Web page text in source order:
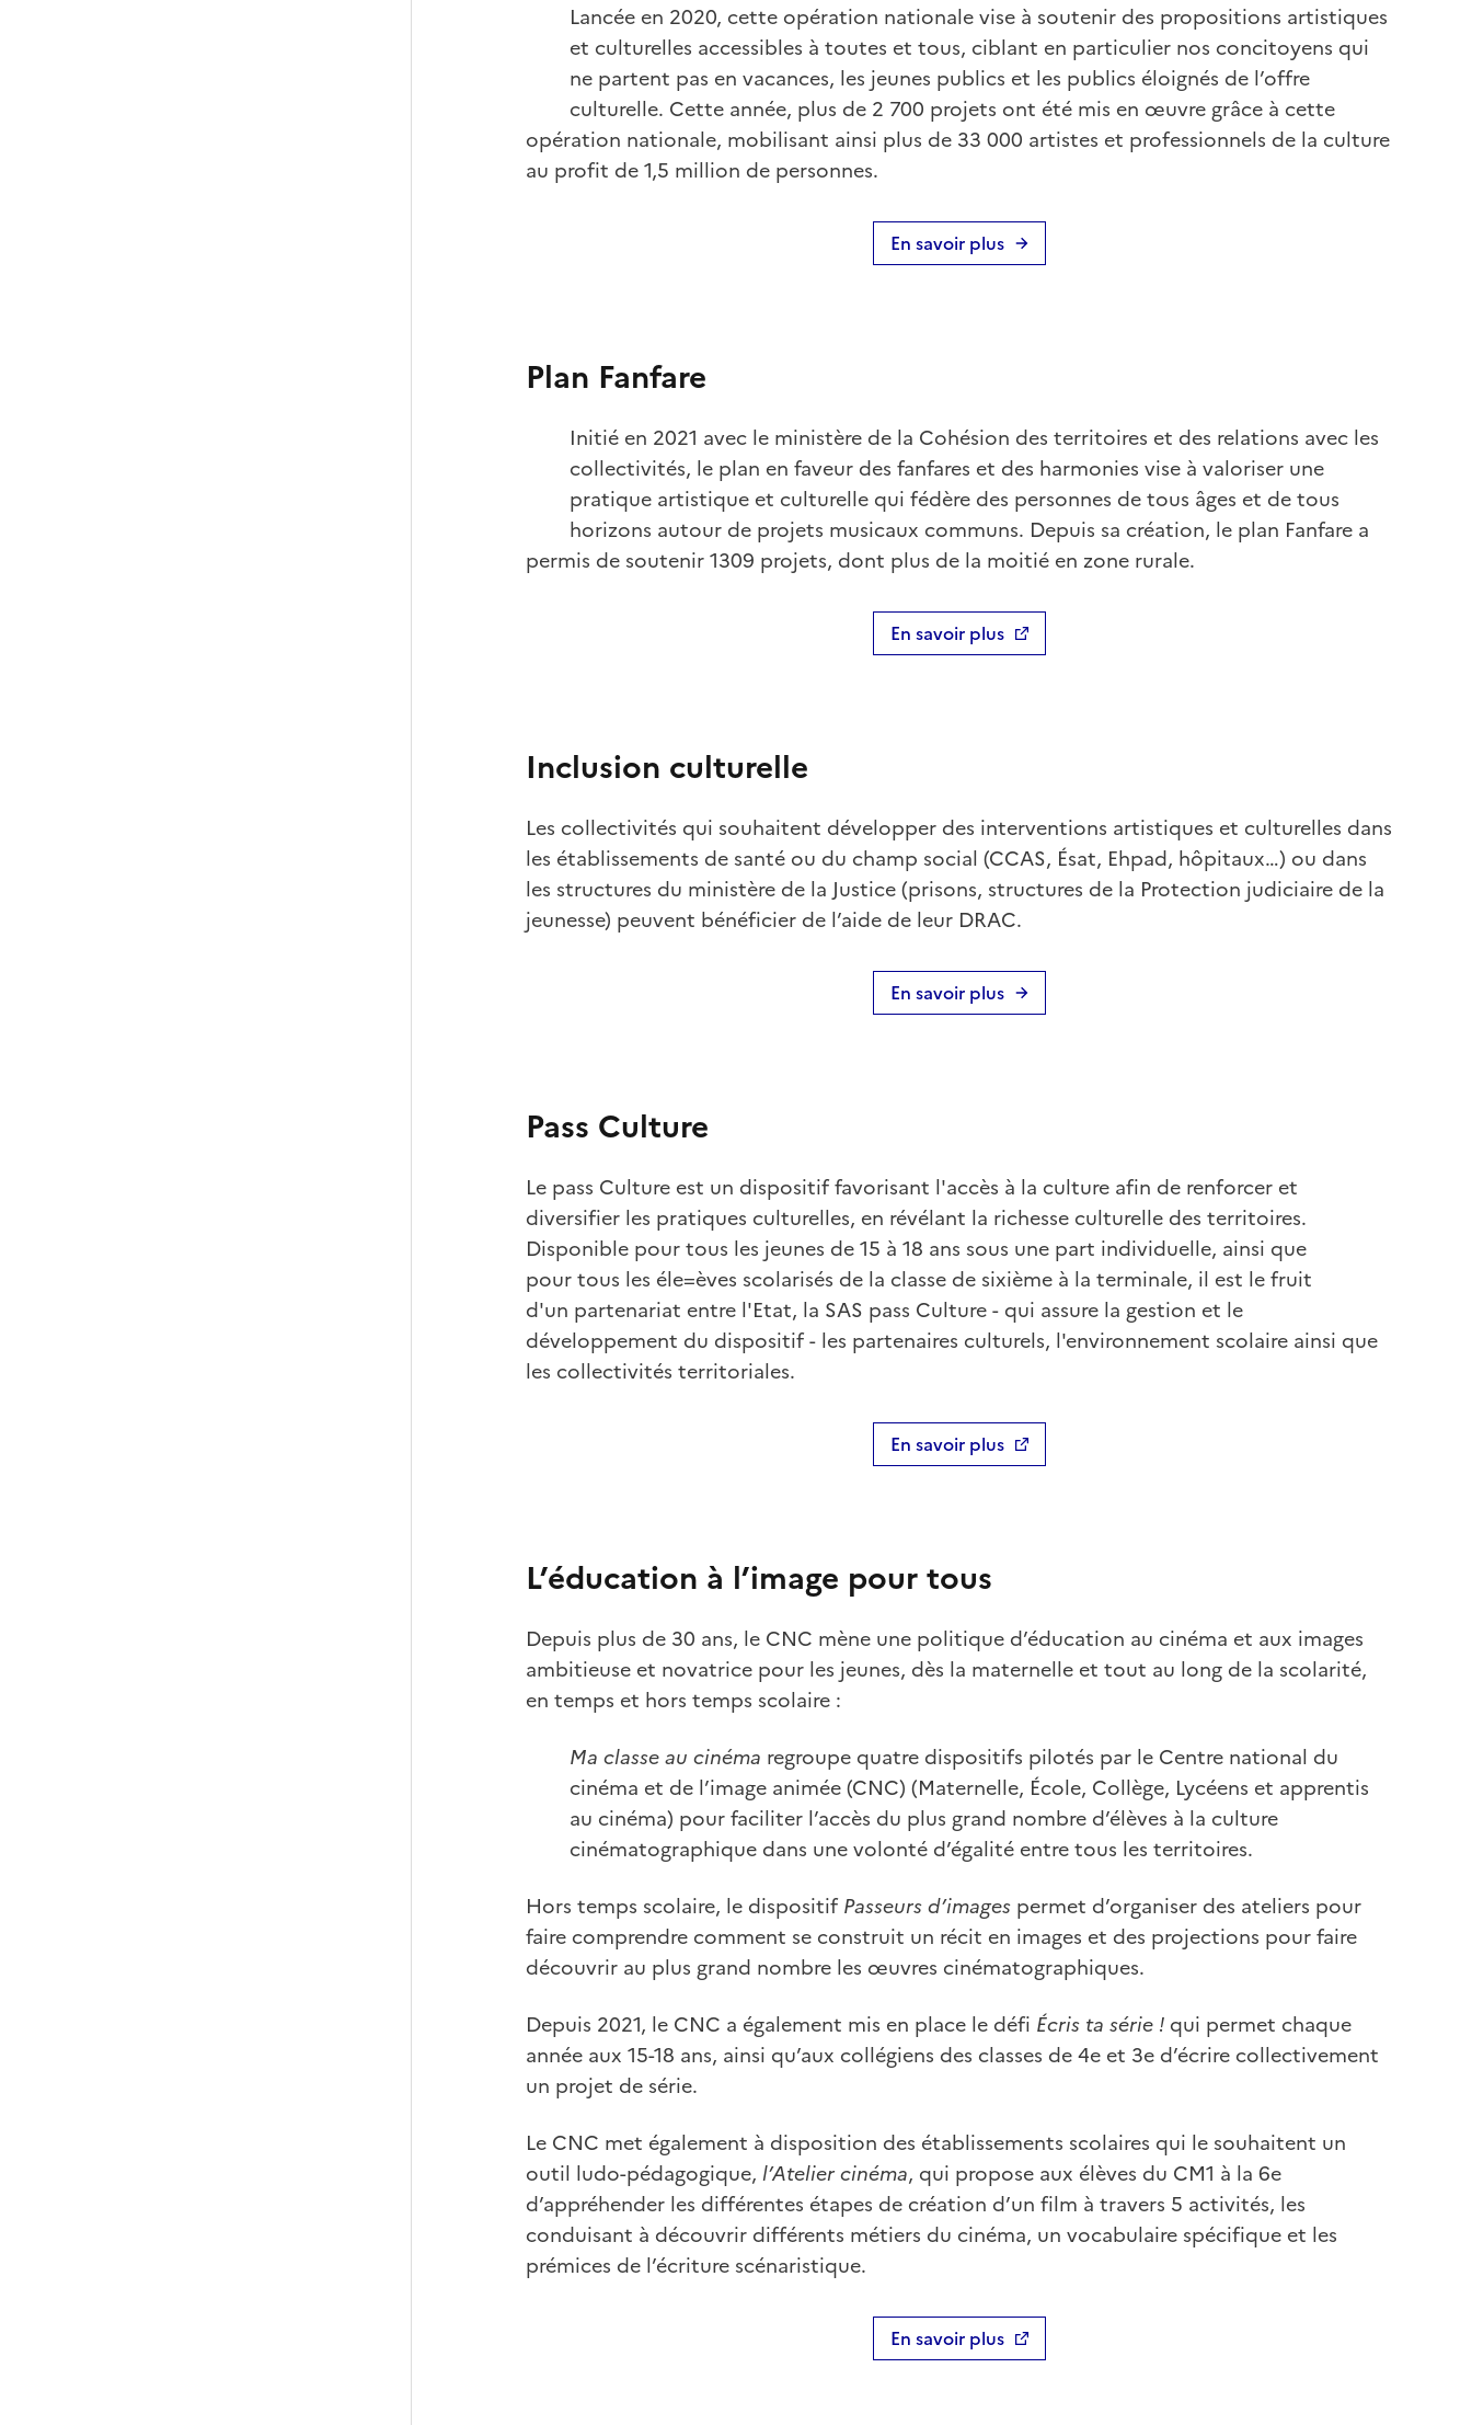
Lancée en 2020, cette opération nationale vise à soutenir des propositions artistiques
et culturelles accessibles à toutes et tous, ciblant en particulier nos concitoyens qui
ne partent pas en vacances, les jeunes publics et les publics éloignés de l’offre
culturelle. Cette année, plus de 2 700 projets ont été mis en œuvre grâce à cette
opération nationale, mobilisant ainsi plus de 33 000 artistes et professionnels de la culture
au profit de 1,5 million de personnes.
En savoir plus
Plan Fanfare
Initié en 2021 avec le ministère de la Cohésion des territoires et des relations avec les
collectivités, le plan en faveur des fanfares et des harmonies vise à valoriser une
pratique artistique et culturelle qui fédère des personnes de tous âges et de tous
horizons autour de projets musicaux communs. Depuis sa création, le plan Fanfare a
permis de soutenir 1309 projets, dont plus de la moitié en zone rurale.
En savoir plus
Inclusion culturelle
Les collectivités qui souhaitent développer des interventions artistiques et culturelles dans
les établissements de santé ou du champ social (CCAS, Ésat, Ehpad, hôpitaux…) ou dans
les structures du ministère de la Justice (prisons, structures de la Protection judiciaire de la
jeunesse) peuvent bénéficier de l’aide de leur DRAC.
En savoir plus
Pass Culture
Le pass Culture est un dispositif favorisant l'accès à la culture afin de renforcer et
diversifier les pratiques culturelles, en révélant la richesse culturelle des territoires.
Disponible pour tous les jeunes de 15 à 18 ans sous une part individuelle, ainsi que
pour tous les éle=èves scolarisés de la classe de sixième à la terminale, il est le fruit
d'un partenariat entre l'Etat, la SAS pass Culture - qui assure la gestion et le
développement du dispositif - les partenaires culturels, l'environnement scolaire ainsi que
les collectivités territoriales.
En savoir plus
L’éducation à l’image pour tous
Depuis plus de 30 ans, le CNC mène une politique d’éducation au cinéma et aux images
ambitieuse et novatrice pour les jeunes, dès la maternelle et tout au long de la scolarité,
en temps et hors temps scolaire :
Ma classe au cinéma regroupe quatre dispositifs pilotés par le Centre national du
cinéma et de l’image animée (CNC) (Maternelle, École, Collège, Lycéens et apprentis
au cinéma) pour faciliter l’accès du plus grand nombre d’élèves à la culture
cinématographique dans une volonté d’égalité entre tous les territoires.
Hors temps scolaire, le dispositifPasseurs d’imagespermet d’organiser des ateliers pour
faire comprendre comment se construit un récit en images et des projections pour faire
découvrir au plus grand nombre les œuvres cinématographiques.
Depuis 2021, le CNC a également mis en place le défi Écris ta série !qui permet chaque
année aux 15-18 ans, ainsi qu’aux collégiens des classes de 4e et 3e d’écrire collectivement
un projet de série.
Le CNC met également à disposition des établissements scolaires qui le souhaitent un
outil ludo-pédagogique, l’Atelier cinéma, qui propose aux élèves du CM1 à la 6e
d’appréhender les différentes étapes de création d’un film à travers 5 activités, les
conduisant à découvrir différents métiers du cinéma, un vocabulaire spécifique et les
prémices de l’écriture scénaristique.
En savoir plus